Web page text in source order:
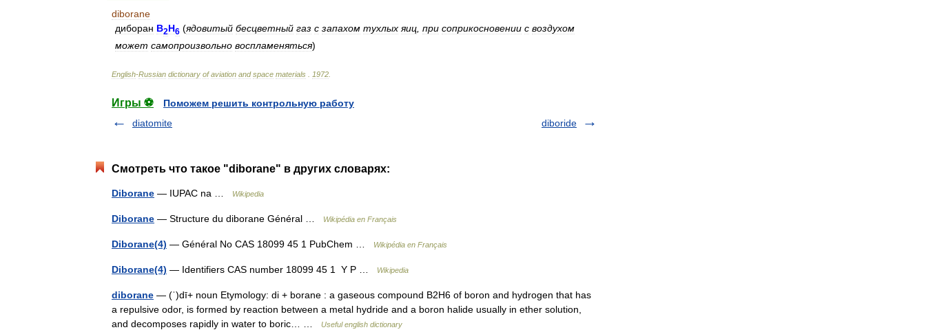
diborane
диборан B2H6 (ядовитый бесцветный газ с запахом тухлых яиц при соприкосновении с воздухом
может самопроизвольно воспламеняться)
English-Russian dictionary of aviation and space materials 1972
Игры ⚽
Поможем решить контрольную работу
diatomite
diboride
Смотреть что такое "diborane" в других словарях:
Diborane — IUPAC na … Wikipedia
Diborane — Structure du diborane Général … Wikipédia en Français
Diborane(4) — Général No CAS 18099 45 1 PubChem … Wikipédia en Français
Diborane(4) — Identifiers CAS number 18099 45 1 Y P … Wikipedia
diborane — (ˈ)dī+ noun Etymology: di + borane : a gaseous compound B2H6 of boron and hydrogen that has
a repulsive odor, is formed by reaction between a metal hydride and a boron halide usually in ether solution,
and decomposes rapidly in water to boric… …
Useful english dictionary